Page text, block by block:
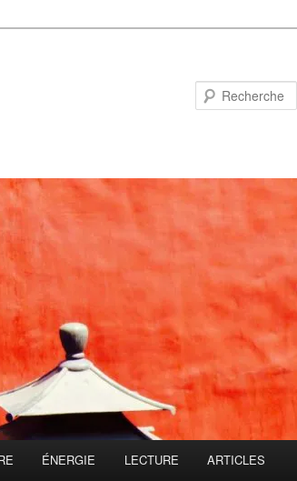
ÉNERGIE LECTURE ARTICLES